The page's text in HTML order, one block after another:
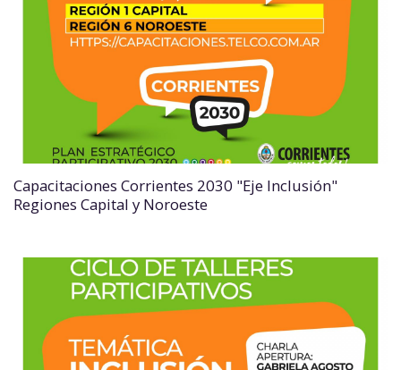
Capacitaciones Corrientes 2030 "Eje Inclusión"
Regiones Capital y Noroeste